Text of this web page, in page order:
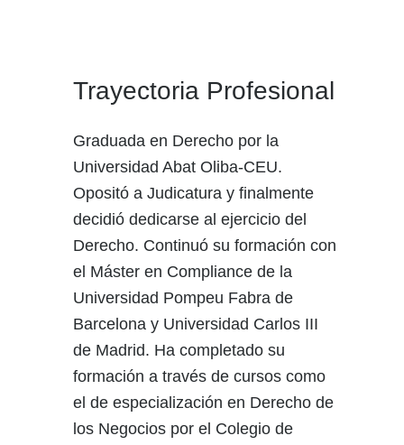
Trayectoria Profesional
Graduada en Derecho por la
Universidad Abat Oliba-CEU.
Opositó a Judicatura y finalmente
decidió dedicarse al ejercicio del
Derecho. Continuó su formación con
el Máster en Compliance de la
Universidad Pompeu Fabra de
Barcelona y Universidad Carlos III
de Madrid. Ha completado su
formación a través de cursos como
el de especialización en Derecho de
los Negocios por el Colegio de